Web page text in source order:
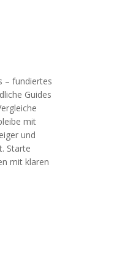
– fundiertes
Guides
mit
und
Starte
mit klaren